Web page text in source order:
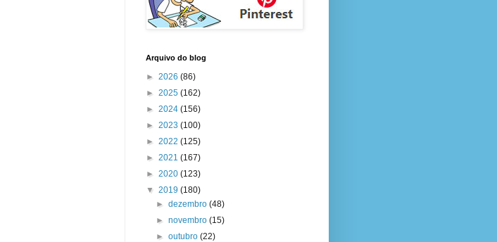
Arquivo do blog
► 2026 (86)
► 2025 (162)
► 2024 (156)
► 2023 (100)
► 2022 (125)
► 2021 (167)
► 2020 (123)
▼ 2019 (180)
► dezembro (48)
► novembro (15)
► outubro (22)